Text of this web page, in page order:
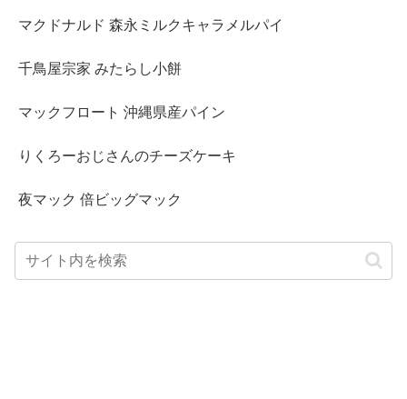
マクドナルド 森永ミルクキャラメルパイ
千鳥屋宗家 みたらし小餅
マックフロート 沖縄県産パイン
りくろーおじさんのチーズケーキ
夜マック 倍ビッグマック